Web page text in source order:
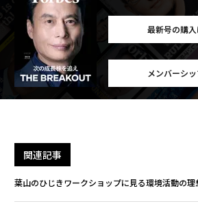
最新号の購
メンバーシ
関連記事
葉山のひじきワークショップに見る環境活動の理